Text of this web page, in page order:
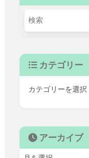
カテゴリー
アーカイブ